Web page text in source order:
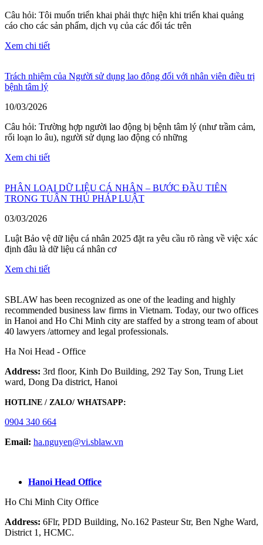
Câu hỏi: Tôi muốn triển khai phải thực hiện khi triển khai quảng
cáo cho các sản phẩm, dịch vụ của các đối tác trên
Xem chi tiết
Trách nhiệm của Người sử dụng lao động đối với nhân viên điều trị
bệnh tâm lý
10/03/2026
Câu hỏi: Trường hợp người lao động bị bệnh tâm lý (như trầm cảm,
rối loạn lo âu), người sử dụng lao động có những
Xem chi tiết
PHÂN LOẠI DỮ LIỆU CÁ NHÂN – BƯỚC ĐẦU TIÊN
TRONG TUÂN THỦ PHÁP LUẬT
03/03/2026
Luật Bảo vệ dữ liệu cá nhân 2025 đặt ra yêu cầu rõ ràng về việc xác
định đâu là dữ liệu cá nhân cơ
Xem chi tiết
SBLAW has been recognized as one of the leading and highly
recommended business law firms in Vietnam. Today, our two offices
in Hanoi and Ho Chi Minh city are staffed by a strong team of about
40 lawyers /attorney and legal professionals.
Ha Noi Head - Office
Address: 3rd floor, Kinh Do Building, 292 Tay Son, Trung Liet
ward, Dong Da district, Hanoi
HOTLINE / ZALO/ WHATSAPP:
0904 340 664
Email: ha.nguyen@vi.sblaw.vn
Hanoi Head Office
Ho Chi Minh City Office
Address: 6Flr, PDD Building, No.162 Pasteur Str, Ben Nghe Ward,
District 1, HCMC.